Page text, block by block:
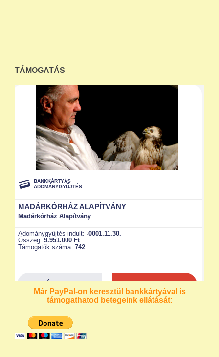
TÁMOGATÁS
Már PayPal-on keresztül bankkártyával is
támogathatod betegeink ellátását: